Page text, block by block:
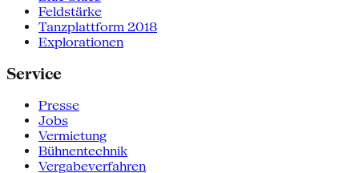
Feldstärke
Tanzplattform 2018
Explorationen
Service
Presse
Jobs
Vermietung
Bühnentechnik
Vergabeverfahren